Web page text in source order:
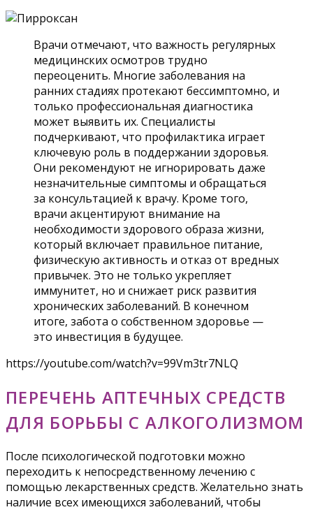
Врачи отмечают, что важность регулярных
медицинских осмотров трудно
переоценить. Многие заболевания на
ранних стадиях протекают бессимптомно, и
только профессиональная диагностика
может выявить их. Специалисты
подчеркивают, что профилактика играет
ключевую роль в поддержании здоровья.
Они рекомендуют не игнорировать даже
незначительные симптомы и обращаться
за консультацией к врачу. Кроме того,
врачи акцентируют внимание на
необходимости здорового образа жизни,
который включает правильное питание,
физическую активность и отказ от вредных
привычек. Это не только укрепляет
иммунитет, но и снижает риск развития
хронических заболеваний. В конечном
итоге, забота о собственном здоровье —
это инвестиция в будущее.
https://youtube.com/watch?v=99Vm3tr7NLQ
ПЕРЕЧЕНЬ АПТЕЧНЫХ СРЕДСТВ
ДЛЯ БОРЬБЫ С АЛКОГОЛИЗМОМ
После психологической подготовки можно
переходить к непосредственному лечению с
помощью лекарственных средств. Желательно знать
наличие всех имеющихся заболеваний, чтобы